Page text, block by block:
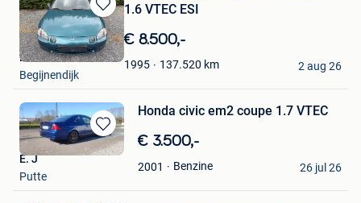
Bewaren
in
Mijn
Favorieten
1.6 VTEC ESI
€ 8.500,-
1995 137.520 km
LL
Begijnendijk
2 aug 26
Bewaren
in
Honda civic em2 coupe 1.7 VTEC
€ 3.500,-
2001 Benzine
E. J
Putte
26 jul 26